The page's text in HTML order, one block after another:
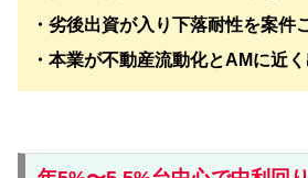
・劣後出資が入り下落耐性を案件
・本業が不動産流動化とAMに近